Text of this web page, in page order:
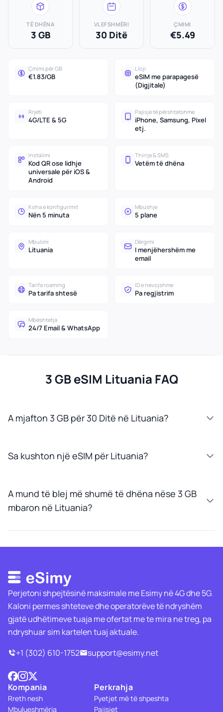
TË DHËNA
3 GB
VLEFSHMËRI
30 Ditë
ÇMIMI
€5.49
Çmimi për GB
€1.83/GB
Lloji
eSIM me parapagesë
(Digjitale)
Rrjeti
4G/LTE & 5G
Pajisje të përshtatshme
iPhone, Samsung, Pixel
etj.
Instalimi
Kod QR ose lidhje
universale për iOS &
Android
Thirrje & SMS
Vetëm të dhëna
Koha e konfigurimit
Nën 5 minuta
Mbushje
5 plane
Mbulimi
Lituania
Dërgimi
I menjëhershëm me
email
Tarifa roaming
Pa tarifa shtesë
ID e nevojshme
Pa regjistrim
Mbështetja
24/7 Email & WhatsApp
3 GB eSIM Lituania FAQ
A mjafton 3 GB për 30 Ditë në Lituania?
Sa kushton një eSIM për Lituania?
A mund të blej më shumë të dhëna nëse 3 GB
mbaron në Lituania?
Perjetoni shpejtësinë maksimale me Esimy në 4G dhe 5G.
Kaloni permes shteteve dhe operatorëve të ndryshëm
gjatë udhëtimeve tuaja me ofertat me te mira ne treg, pa
ndryshuar sim kartelen tuaj aktuale.
+1 (302) 610-1752
support@esimy.net
Kompania
Rreth nesh
Mbulueshmëria
Perkrahja
Pyetjet më të shpeshta
Pajisjet